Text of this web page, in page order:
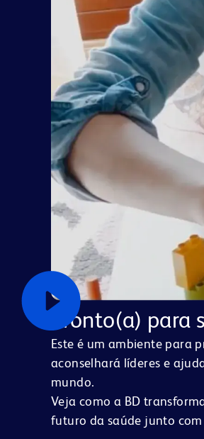
Pronto(a)
Este é um ambiente para
aconselhará líderes e
mundo.
Veja como a BD
futuro da saúde junto com